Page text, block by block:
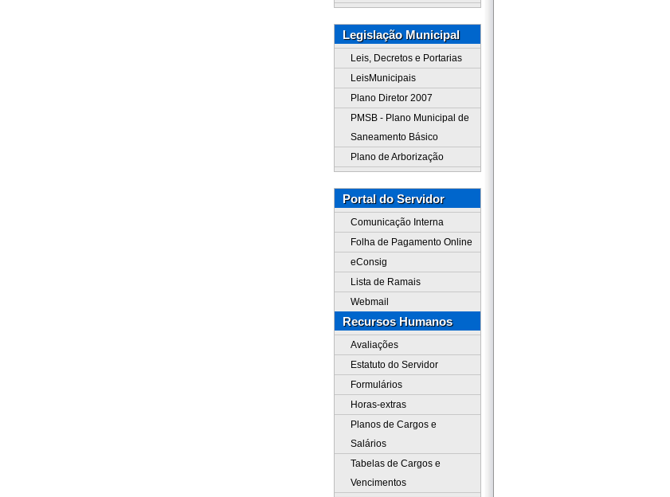
Legislação Municipal
Leis, Decretos e Portarias
LeisMunicipais
Plano Diretor 2007
PMSB - Plano Municipal de
Saneamento Básico
Plano de Arborização
Portal do Servidor
Comunicação Interna
Folha de Pagamento Online
eConsig
Lista de Ramais
Webmail
Recursos Humanos
Avaliações
Estatuto do Servidor
Formulários
Horas-extras
Planos de Cargos e
Salários
Tabelas de Cargos e
Vencimentos